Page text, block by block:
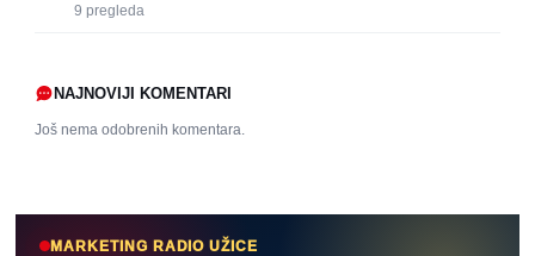
9 pregleda
NAJNOVIJI KOMENTARI
Još nema odobrenih komentara.
MARKETING RADIO UŽICE